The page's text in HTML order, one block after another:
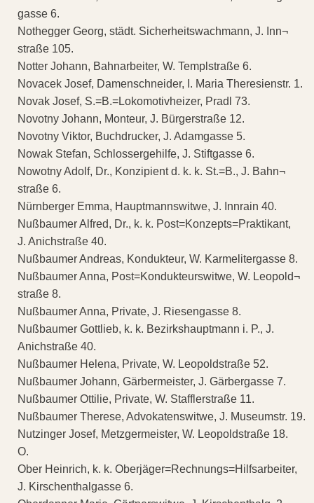
gasse 6.
Nothegger Georg, städt. Sicherheitswachmann, J. Inn¬
straße 105.
Notter Johann, Bahnarbeiter, W. Templstraße 6.
Novacek Josef, Damenschneider, I. Maria Theresienstr. 1.
Novak Josef, S.=B.=Lokomotivheizer, Pradl 73.
Novotny Johann, Monteur, J. Bürgerstraße 12.
Novotny Viktor, Buchdrucker, J. Adamgasse 5.
Nowak Stefan, Schlossergehilfe, J. Stiftgasse 6.
Nowotny Adolf, Dr., Konzipient d. k. k. St.=B., J. Bahn¬
straße 6.
Nürnberger Emma, Hauptmannswitwe, J. Innrain 40.
Nußbaumer Alfred, Dr., k. k. Post=Konzepts=Praktikant,
J. Anichstraße 40.
Nußbaumer Andreas, Kondukteur, W. Karmelitergasse 8.
Nußbaumer Anna, Post=Kondukteurswitwe, W. Leopold¬
straße 8.
Nußbaumer Anna, Private, J. Riesengasse 8.
Nußbaumer Gottlieb, k. k. Bezirkshauptmann i. P., J.
Anichstraße 40.
Nußbaumer Helena, Private, W. Leopoldstraße 52.
Nußbaumer Johann, Gärbermeister, J. Gärbergasse 7.
Nußbaumer Ottilie, Private, W. Stafflerstraße 11.
Nußbaumer Therese, Advokatenswitwe, J. Museumstr. 19.
Nutzinger Josef, Metzgermeister, W. Leopoldstraße 18.
O.
Ober Heinrich, k. k. Oberjäger=Rechnungs=Hilfsarbeiter,
J. Kirschenthalgasse 6.